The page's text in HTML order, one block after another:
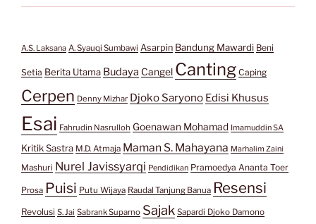
A.S. Laksana A. Syauqi Sumbawi Asarpin Bandung Mawardi Beni
Setia Berita Utama Budaya Cangel Canting Caping
Cerpen Denny Mizhar Djoko Saryono Edisi Khusus
Esai Fahrudin Nasrulloh Goenawan Mohamad Imamuddin SA
Kritik Sastra M.D. Atmaja Maman S. Mahayana Marhalim Zaini
Mashuri Nurel Javissyarqi Pendidikan Pramoedya Ananta Toer
Prosa Puisi Putu Wijaya Raudal Tanjung Banua Resensi
Revolusi S. Jai Sabrank Suparno Sajak Sapardi Djoko Damono